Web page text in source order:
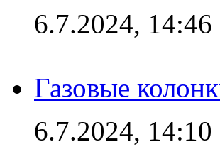
6.7.2024, 14:46
Газовые
6.7.2024, 14:10